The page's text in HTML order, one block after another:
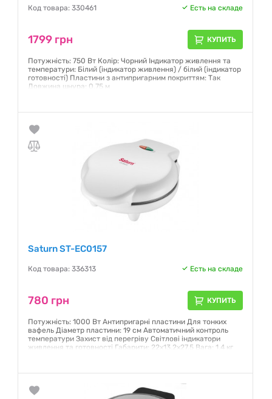
Код товара: 330461 Есть на складе
1799 грн КУПИТЬ
Потужність: 750 Вт Колір: Чорний Індикатор живлення та
температури: Білий (індикатор живлення) / білий (індикатор
готовності) Пластини з антипригарним покриттям: Так
Довжина шнура: 0,75 м
Saturn ST-EC0157
Код товара: 336313 Есть на складе
780 грн КУПИТЬ
Потужність: 1000 Вт Антипригарні пластини Для тонких
вафель Діаметр пластини: 19 см Автоматичний контроль
температури Захист від перегріву Світлові індикатори
живлення та готовності Габарити: 22х13,2х27,5 Вага: 1.4 кг